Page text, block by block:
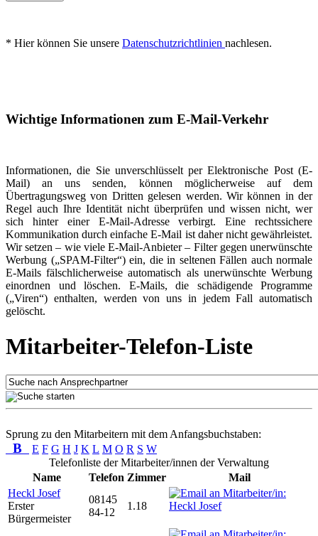
* Hier können Sie unsere Datenschutzrichtlinien nachlesen.
Wichtige Informationen zum E-Mail-Verkehr
Informationen, die Sie unverschlüsselt per Elektronische Post (E-
Mail) an uns senden, können möglicherweise auf dem
Übertragungsweg von Dritten gelesen werden. Wir können in der
Regel auch Ihre Identität nicht überprüfen und wissen nicht, wer
sich hinter einer E-Mail-Adresse verbirgt. Eine rechtssichere
Kommunikation durch einfache E-Mail ist daher nicht gewährleistet.
Wir setzen – wie viele E-Mail-Anbieter – Filter gegen unerwünschte
Werbung („SPAM-Filter“) ein, die in seltenen Fällen auch normale
E-Mails fälschlicherweise automatisch als unerwünschte Werbung
einordnen und löschen. E-Mails, die schädigende Programme
(„Viren“) enthalten, werden von uns in jedem Fall automatisch
gelöscht.
Mitarbeiter-Telefon-Liste
Sprung zu den Mitarbeitern mit dem Anfangsbuchstaben:
B E F G H J K L M O R S W
Telefonliste der Mitarbeiter/innen der Verwaltung
Name
Telefon Zimmer
Mail
Heckl Josef
Erster
Bürgermeister
08145
84-12
1.18